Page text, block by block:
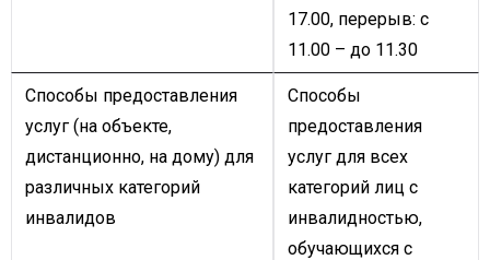
17.00, перерыв: с
11.00 – до 11.30
Способы предоставления
услуг (на объекте,
дистанционно, на дому) для
различных категорий
инвалидов
Способы
предоставления
услуг для всех
категорий лиц с
инвалидностью,
обучающихся с